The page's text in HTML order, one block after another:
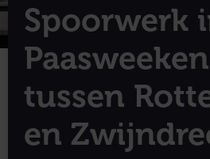
Spoorwerk
tussen
en